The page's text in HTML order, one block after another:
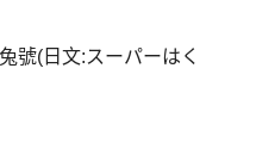
號(日文:スーパーはく